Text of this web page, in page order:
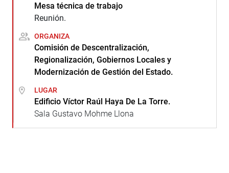
Mesa técnica de trabajo
Reunión.
ORGANIZA
Comisión de Descentralización,
Regionalización, Gobiernos Locales y
Modernización de Gestión del Estado.
LUGAR
Edificio Víctor Raúl Haya De La Torre.
Sala Gustavo Mohme Llona